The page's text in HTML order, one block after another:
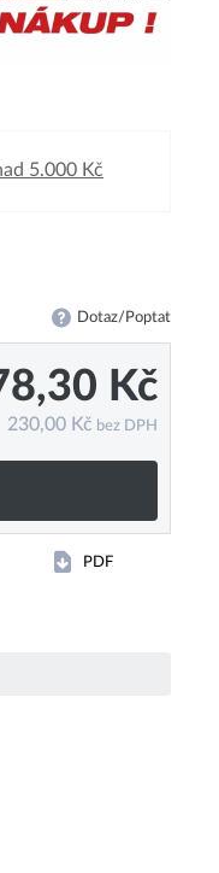
5.000 Kč
Dotaz/Poptat
Kč
230,00 Kč bez DPH
PDF